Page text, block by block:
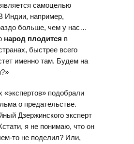
самоцелью
Индии, например,
больше, чем у нас…
народ плодится в
быстрее всего
именно там. Будем на
«экспертов» подобрали
о предательстве.
Дзержинского эксперт
я не понимаю, что он
то не поделил? Или,